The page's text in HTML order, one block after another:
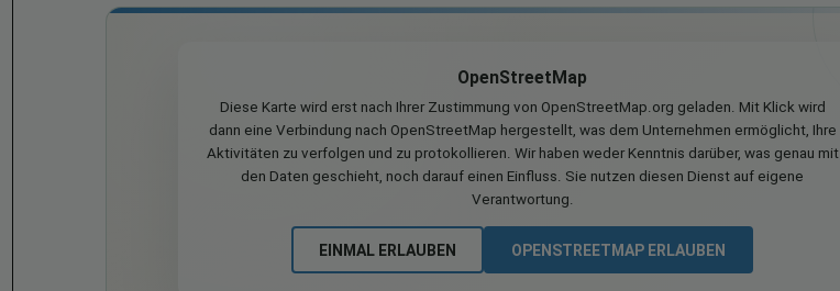
OpenStreetMap
Diese Karte wird erst nach Ihrer Zustimmung von OpenStreetMap.org geladen. Mit Klick wird
dann eine Verbindung nach OpenStreetMap hergestellt, was dem Unternehmen ermöglicht, Ihre
Aktivitäten zu verfolgen und zu protokollieren. Wir haben weder Kenntnis darüber, was genau mit
den Daten geschieht, noch darauf einen Einfluss. Sie nutzen diesen Dienst auf eigene
Verantwortung.
EINMAL ERLAUBEN OPENSTREETMAP ERLAUBEN